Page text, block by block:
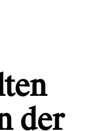
der